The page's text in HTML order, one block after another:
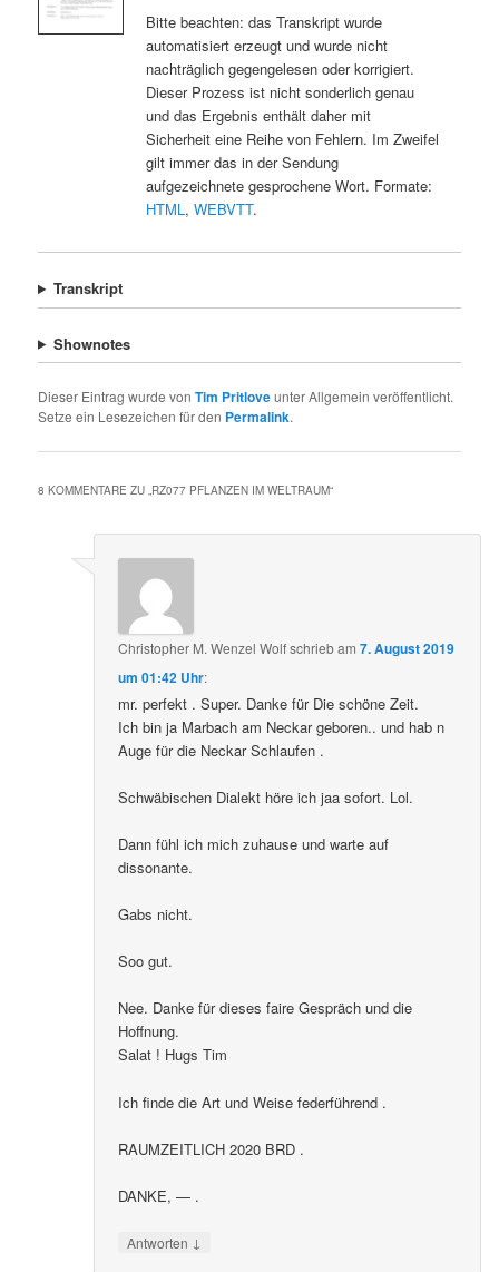
Bitte beachten: das Transkript wurde
automatisiert erzeugt und wurde nicht
nachträglich gegengelesen oder korrigiert.
Dieser Prozess ist nicht sonderlich genau
und das Ergebnis enthält daher mit
Sicherheit eine Reihe von Fehlern. Im Zweifel
gilt immer das in der Sendung
aufgezeichnete gesprochene Wort. Formate:
HTML, WEBVTT.
Transkript
Shownotes
Dieser Eintrag wurde vonTim Pritloveunter Allgemein veröffentlicht.
Setze ein Lesezeichen für den Permalink.
8 KOMMENTARE ZU „ RZ077 PFLANZEN IM WELTRAUM“
Christopher M. Wenzel Wolfschriebam7. August 2019
um 01:42 Uhr:
mr. perfekt . Super. Danke für Die schöne Zeit.
Ich bin ja Marbach am Neckar geboren.. und hab n
Auge für die Neckar Schlaufen .
Schwäbischen Dialekt höre ich jaa sofort. Lol.
Dann fühl ich mich zuhause und warte auf
dissonante.
Gabs nicht.
Soo gut.
Nee. Danke für dieses faire Gespräch und die
Hoffnung.
Salat ! Hugs Tim
Ich finde die Art und Weise federführend .
RAUMZEITLICH 2020 BRD .
DANKE, — .
Antworten ↓